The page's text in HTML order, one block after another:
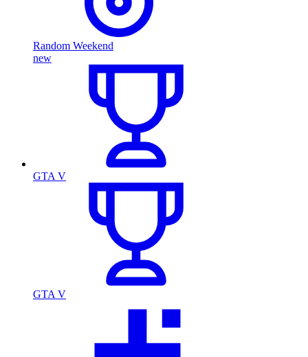
Random Weekend
new
GTA V
GTA V